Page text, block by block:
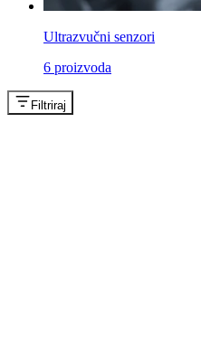
Ultrazvučni senzori
6 proizvoda
Filtriraj